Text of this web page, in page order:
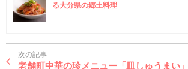
る大分県の郷土料理
次の記事
老舗町中華の珍メニュー「皿しゅうまい」